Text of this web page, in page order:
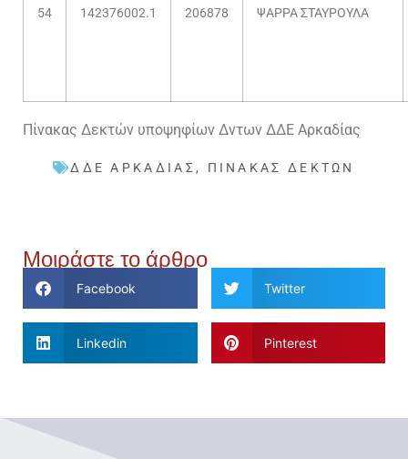
54 142376002.1 206878 ΨΑΡΡΑ ΣΤΑΥΡΟΥΛΑ
Πίνακας Δεκτών υποψηφίων Δντων ΔΔΕ Αρκαδίας
ΔΔΕ ΑΡΚΑΔΊΑΣ , ΠΊΝΑΚΑΣ ΔΕΚΤΏΝ
Μοιράστε το άρθρο
Facebook Twitter
Linkedin Pinterest